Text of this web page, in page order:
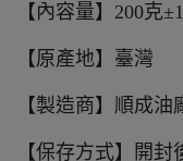
【內容量】200克
【原產地】臺灣
【製造商】順成油
【保存方式】開